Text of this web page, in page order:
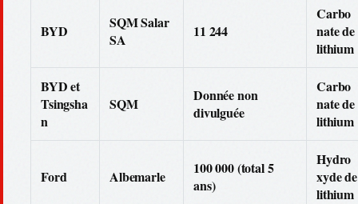
BYD
SQM Salar
SA
11 244
Carbo
nate de
lithium
BYD et
Tsingsha
n
SQM
Donnée non
divulguée
Carbo
nate de
lithium
Ford Albemarle
100 000 (total 5
ans)
Hydro
xyde de
lithium